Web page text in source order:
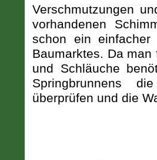
Verschmutzungen
vorhandenen
schon ein einfacher
Baumarktes. Da
und Schläuche
Springbrunnens
überprüfen und die